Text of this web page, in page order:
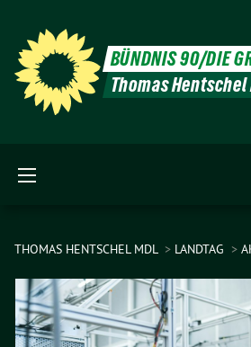
BÜNDNIS 90/DIE
Thomas Hentschel
THOMAS HENTSCHEL MDL LANDTAG